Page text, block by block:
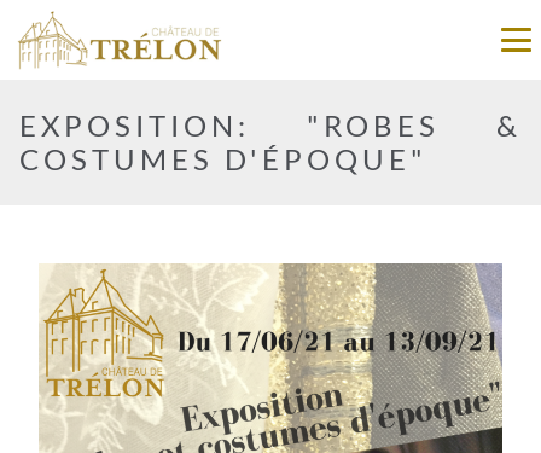
EXPOSITION: "ROBES &
COSTUMES D'ÉPOQUE"